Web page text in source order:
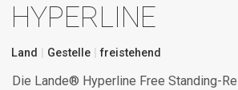
HYPERLINE
Land Gestelle freistehend
Die Lande® Hyperline Free Standing-